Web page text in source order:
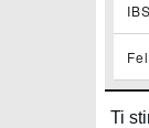
IBS